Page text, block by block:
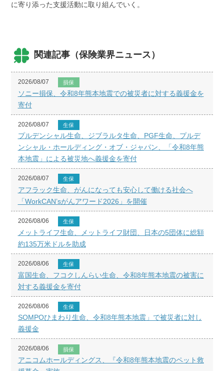
に寄り添った支援活動に取り組んでいく。
関連記事（保険業界ニュース）
2026/08/07 損保
ソニー損保、令和8年熊本地震での被災者に対する義援金を
寄付
2026/08/07 生保
プルデンシャル生命、ジブラルタ生命、PGF生命、プルデ
ンシャル・ホールディング・オブ・ジャパン、「令和8年熊
本地震」による被災地へ義援金を寄付
2026/08/07 生保
アフラック生命、がんになっても安心して働ける社会へ
「WorkCAN’sがんアワード2026」を開催
2026/08/06 生保
メットライフ生命、メットライフ財団、日本の5団体に総額
約135万米ドルを助成
2026/08/06 生保
富国生命、フコクしんらい生命、令和8年熊本地震の被害に
対する義援金を寄付
2026/08/06 生保
SOMPOひまわり生命、令和8年熊本地震」で被災者に対し
義援金
2026/08/06 損保
アニコムホールディングス、『令和8年熊本地震のペット救